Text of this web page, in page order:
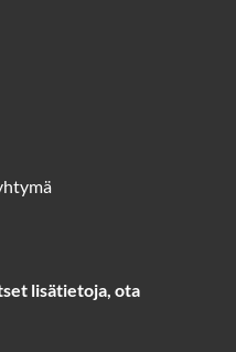
lisätietoja, ota